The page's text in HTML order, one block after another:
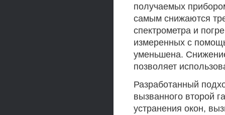
получаемых
самым снижаются
спектрометра и
измеренных с
уменьшена.
позволяет
Разработанный
вызванного второй
устранения окон,